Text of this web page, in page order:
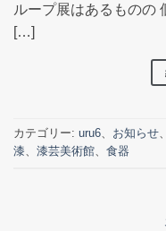
ループ展はあるものの
[…]
カテゴリー: uru6、 お知らせ、
漆、 漆芸美術館、 食器